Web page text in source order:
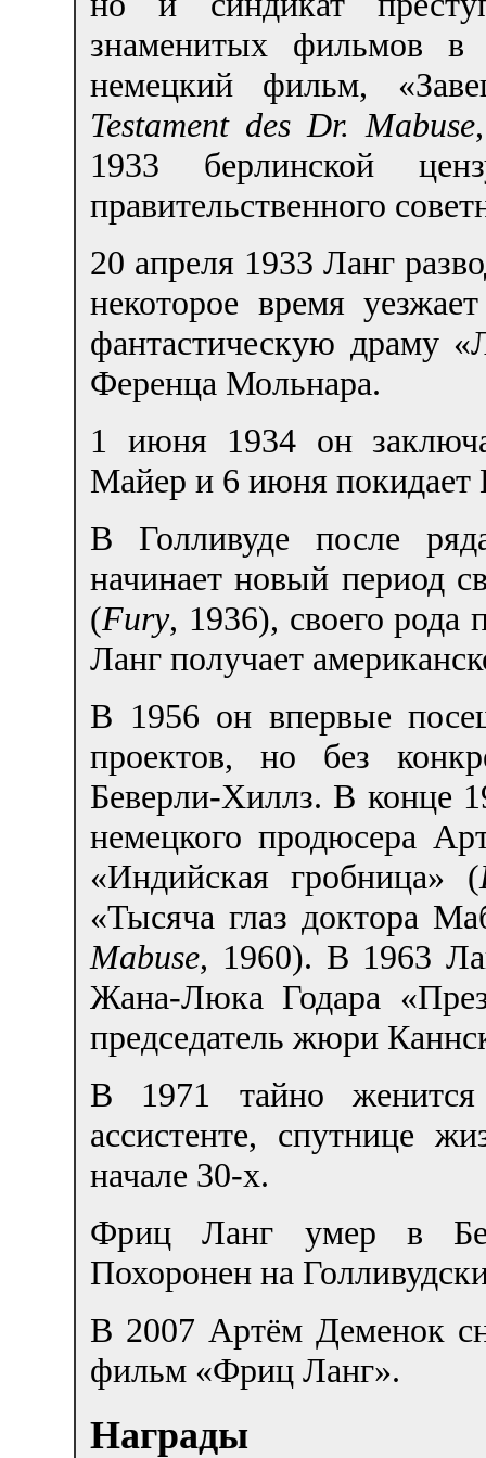
знаменитых фильмов в
немецкий фильм,
Testament des Dr. Mabuse
1933 берлинской
правительственного
20 апреля 1933 Ланг
некоторое время
фантастическую драму
Ференца Мольнара.
1 июня 1934 он
Майер и 6 июня покидает
В Голливуде после
начинает новый период
(Fury, 1936), своего рода
Ланг получает
В 1956 он впервые
проектов, но без
Беверли-Хиллз. В конце
немецкого продюсера
«Индийская гробница» (
«Тысяча глаз доктора
Mabuse, 1960). В 1963
Жана-Люка Годара
председатель жюри
В 1971 тайно
ассистенте, спутнице
начале 30-х.
Фриц Ланг умер в
Похоронен на
В 2007 Артём Деменок
фильм «Фриц Ланг».
Награды